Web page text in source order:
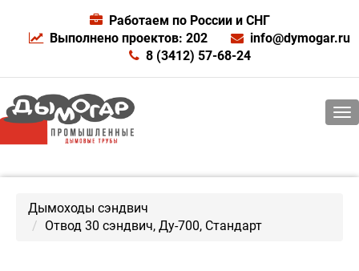
Работаем по России и СНГ
Выполнено проектов: 202
info@dymogar.ru
8 (3412) 57-68-24
Дымоходы сэндвич
Отвод 30 сэндвич, Ду-700, Стандарт